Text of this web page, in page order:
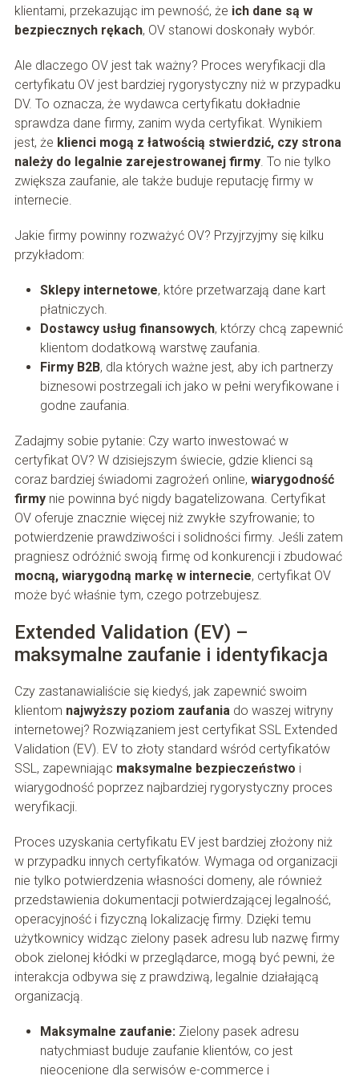
klientami, przekazując im pewność, że ich dane są w
bezpiecznych rękach, OV stanowi doskonały wybór.
Ale dlaczego OV jest tak ważny? Proces weryfikacji dla
certyfikatu OV jest bardziej rygorystyczny niż w przypadku
DV. To oznacza, że wydawca certyfikatu dokładnie
sprawdza dane firmy, zanim wyda certyfikat. Wynikiem
jest, że klienci mogą z łatwością stwierdzić, czy strona
należy do legalnie zarejestrowanej firmy. To nie tylko
zwiększa zaufanie, ale także buduje reputację firmy w
internecie.
Jakie firmy powinny rozważyć OV? Przyjrzyjmy się kilku
przykładom:
Sklepy internetowe, które przetwarzają dane kart
płatniczych.
Dostawcy usług finansowych, którzy chcą zapewnić
klientom dodatkową warstwę zaufania.
Firmy B2B, dla których ważne jest, aby ich partnerzy
biznesowi postrzegali ich jako w pełni weryfikowane i
godne zaufania.
Zadajmy sobie pytanie: Czy warto inwestować w
certyfikat OV? W dzisiejszym świecie, gdzie klienci są
coraz bardziej świadomi zagrożeń online, wiarygodność
firmynie powinna być nigdy bagatelizowana. Certyfikat
OV oferuje znacznie więcej niż zwykłe szyfrowanie; to
potwierdzenie prawdziwości i solidności firmy. Jeśli zatem
pragniesz odróżnić swoją firmę od konkurencji i zbudować
mocną, wiarygodną markę w internecie, certyfikat OV
może być właśnie tym, czego potrzebujesz.
Extended Validation (EV) –
maksymalne zaufanie i identyfikacja
Czy zastanawialiście się kiedyś, jak zapewnić swoim
klientom najwyższy poziom zaufania do waszej witryny
internetowej? Rozwiązaniem jest certyfikat SSL Extended
Validation (EV). EV to złoty standard wśród certyfikatów
SSL, zapewniając maksymalne bezpieczeństwo i
wiarygodność poprzez najbardziej rygorystyczny proces
weryfikacji.
Proces uzyskania certyfikatu EV jest bardziej złożony niż
w przypadku innych certyfikatów. Wymaga od organizacji
nie tylko potwierdzenia własności domeny, ale również
przedstawienia dokumentacji potwierdzającej legalność,
operacyjność i fizyczną lokalizację firmy. Dzięki temu
użytkownicy widząc zielony pasek adresu lub nazwę firmy
obok zielonej kłódki w przeglądarce, mogą być pewni, że
interakcja odbywa się z prawdziwą, legalnie działającą
organizacją.
Maksymalne zaufanie: Zielony pasek adresu
natychmiast buduje zaufanie klientów, co jest
nieocenione dla serwisów e-commerce i